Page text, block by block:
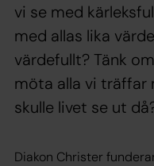
vi se med
med allas lika
värdefullt? Tänk
möta alla vi träffar
skulle livet se ut
Diakon Christer